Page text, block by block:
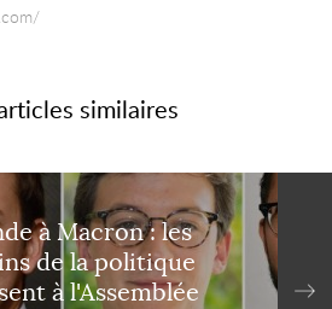
similaires
à Macron : les
de la politique
à l'Assemblée